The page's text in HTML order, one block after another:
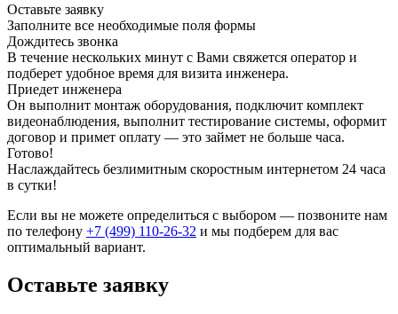
Оставьте заявку
Заполните все необходимые поля формы
Дождитесь звонка
В течение нескольких минут с Вами свяжется оператор и
подберет удобное время для визита инженера.
Приедет инженера
Он выполнит монтаж оборудования, подключит комплект
видеонаблюдения, выполнит тестирование системы, оформит
договор и примет оплату — это займет не больше часа.
Готово!
Наслаждайтесь безлимитным скоростным интернетом 24 часа
в сутки!
Если вы не можете определиться с выбором — позвоните нам
по телефону +7 (499) 110-26-32 и мы подберем для вас
оптимальный вариант.
Оставьте заявку